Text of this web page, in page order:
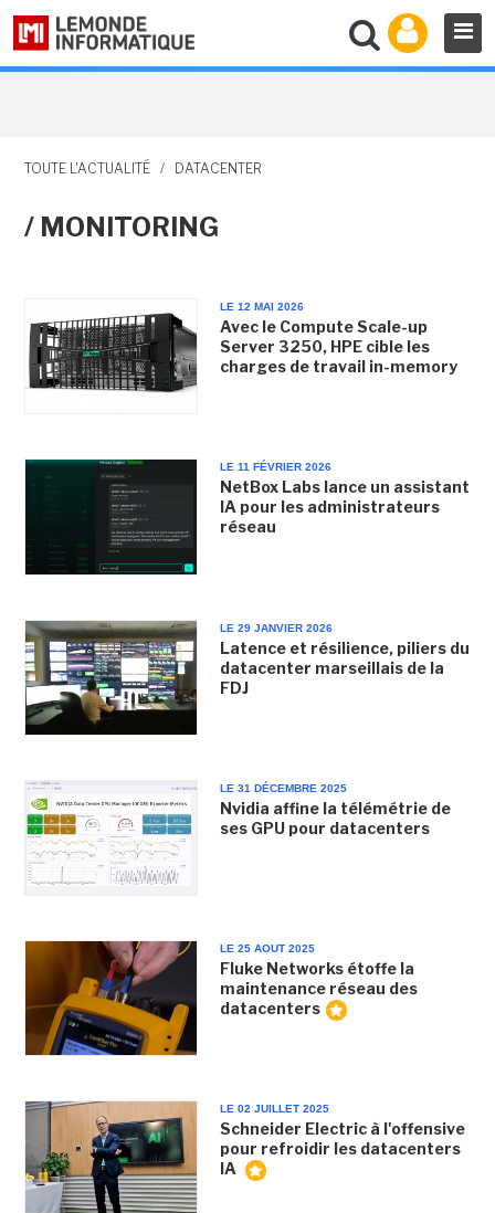
TOUTE L'ACTUALITÉ / DATACENTER
/ MONITORING
LE 12 MAI 2026
Avec le Compute Scale-up
Server 3250, HPE cible les
charges de travail in-memory
LE 11 FÉVRIER 2026
NetBox Labs lance un assistant
IA pour les administrateurs
réseau
LE 29 JANVIER 2026
Latence et résilience, piliers du
datacenter marseillais de la
FDJ
LE 31 DÉCEMBRE 2025
Nvidia affine la télémétrie de
ses GPU pour datacenters
LE 25 AOUT 2025
Fluke Networks étoffe la
maintenance réseau des
datacenters
LE 02 JUILLET 2025
Schneider Electric à l'offensive
pour refroidir les datacenters
IA